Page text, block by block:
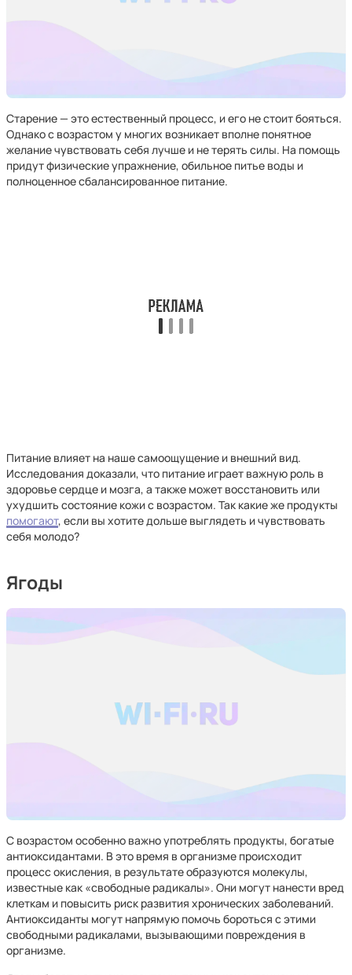
Старение — это естественный процесс, и его не стоит бояться.
Однако с возрастом у многих возникает вполне понятное
желание чувствовать себя лучше и не терять силы. На помощь
придут физические упражнение, обильное питье воды и
полноценное сбалансированное питание.
Питание влияет на наше самоощущение и внешний вид.
Исследования доказали, что питание играет важную роль в
здоровье сердце и мозга, а также может восстановить или
ухудшить состояние кожи с возрастом. Так какие же продукты
помогают, если вы хотите дольше выглядеть и чувствовать
себя молодо?
Ягоды
С возрастом особенно важно употреблять продукты, богатые
антиоксидантами. В это время в организме происходит
процесс окисления, в результате образуются молекулы,
известные как «свободные радикалы». Они могут нанести вред
клеткам и повысить риск развития хронических заболеваний.
Антиоксиданты могут напрямую помочь бороться с этими
свободными радикалами, вызывающими повреждения в
организме.